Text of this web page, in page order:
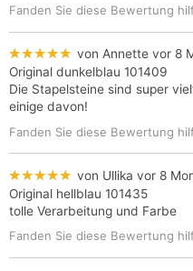
Fanden Sie diese Bewertung
★★★★★ von Annette vor 8
Original dunkelblau 101409
Die Stapelsteine sind super
einige davon!
Fanden Sie diese Bewertung
★★★★★ von Ullika vor 8
Original hellblau 101435
tolle Verarbeitung und Farbe
Fanden Sie diese Bewertung